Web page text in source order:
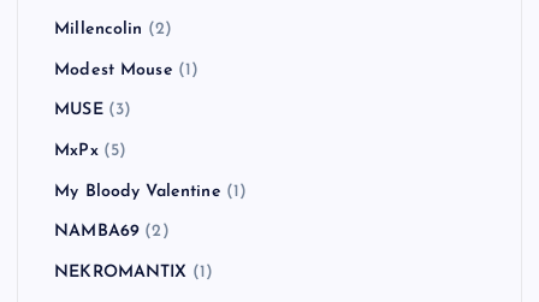
Millencolin (2)
Modest Mouse (1)
MUSE(3)
MxPx(5)
My Bloody Valentine (1)
NAMBA69 (2)
NEKROMANTIX (1)